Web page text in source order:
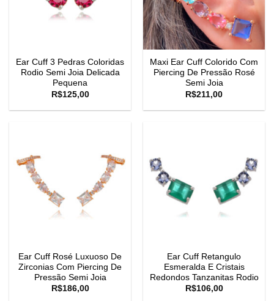
Ear Cuff 3 Pedras Coloridas
Rodio Semi Joia Delicada
Pequena
R$125,00
Maxi Ear Cuff Colorido Com
Piercing De Pressão Rosé
Semi Joia
R$211,00
Ear Cuff Rosé Luxuoso De
Zirconias Com Piercing De
Pressão Semi Joia
R$186,00
Ear Cuff Retangulo
Esmeralda E Cristais
Redondos Tanzanitas Rodio
R$106,00